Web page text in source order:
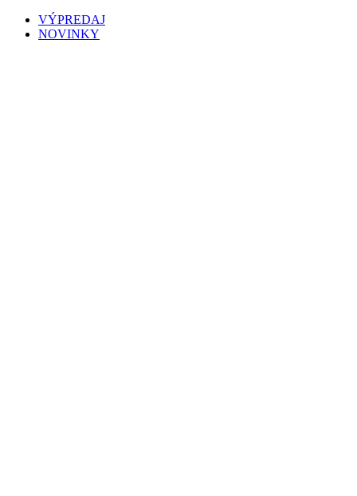
VÝPREDAJ
NOVINKY